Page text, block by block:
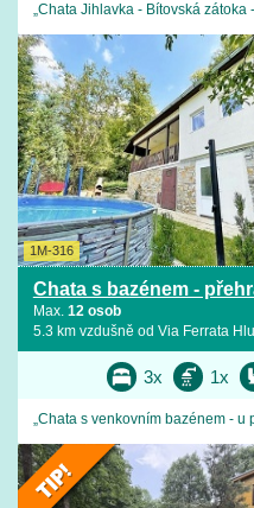
„Chata Jihlavka - Bítovská zátoka
1M-316
Chata s bazénem -
Max. 12 osob
5.3 km vzdušně od Via Ferrata
3x 1x
„Chata s venkovním bazénem - u